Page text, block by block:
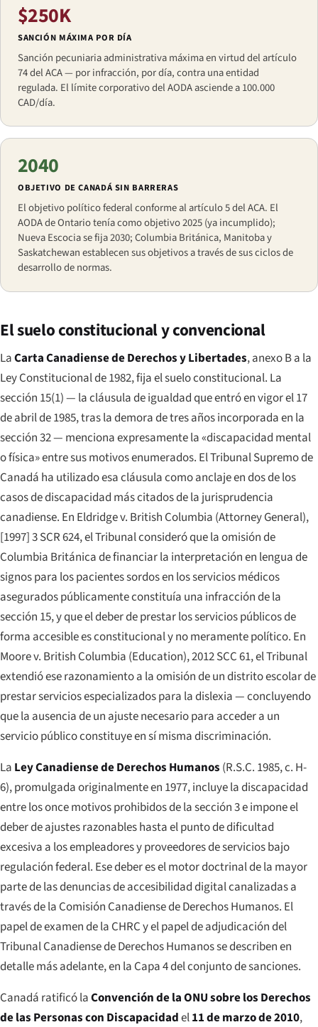
$250K
SANCIÓN MÁXIMA POR DÍA
Sanción pecuniaria administrativa máxima en virtud del artículo
74 del ACA — por infracción, por día, contra una entidad
regulada. El límite corporativo del AODA asciende a 100.000
CAD/día.
2040
OBJETIVO DE CANADÁ SIN BARRERAS
El objetivo político federal conforme al artículo 5 del ACA. El
AODA de Ontario tenía como objetivo 2025 (ya incumplido);
Nueva Escocia se fija 2030; Columbia Británica, Manitoba y
Saskatchewan establecen sus objetivos a través de sus ciclos de
desarrollo de normas.
El suelo constitucional y convencional
LaCarta Canadiense de Derechos y Libertades, anexo B a la
Ley Constitucional de 1982, fija el suelo constitucional. La
sección 15(1) — la cláusula de igualdad que entró en vigor el 17
de abril de 1985, tras la demora de tres años incorporada en la
sección 32 — menciona expresamente la «discapacidad mental
o física» entre sus motivos enumerados. El Tribunal Supremo de
Canadá ha utilizado esa cláusula como anclaje en dos de los
casos de discapacidad más citados de la jurisprudencia
canadiense. En Eldridge v. British Columbia (Attorney General),
[1997] 3 SCR 624, el Tribunal consideró que la omisión de
Columbia Británica de financiar la interpretación en lengua de
signos para los pacientes sordos en los servicios médicos
asegurados públicamente constituía una infracción de la
sección 15, y que el deber de prestar los servicios públicos de
forma accesible es constitucional y no meramente político. En
Moore v. British Columbia (Education), 2012 SCC 61, el Tribunal
extendió ese razonamiento a la omisión de un distrito escolar de
prestar servicios especializados para la dislexia — concluyendo
que la ausencia de un ajuste necesario para acceder a un
servicio público constituye en sí misma discriminación.
La Ley Canadiense de Derechos Humanos (R.S.C. 1985, c. H-
6), promulgada originalmente en 1977, incluye la discapacidad
entre los once motivos prohibidos de la sección 3 e impone el
deber de ajustes razonables hasta el punto dedificultad
excesiva a los empleadores y proveedores de servicios bajo
regulación federal. Ese deber es el motor doctrinal de la mayor
parte de las denuncias de accesibilidad digital canalizadas a
través de la Comisión Canadiense de Derechos Humanos. El
papel de examen de la CHRC y el papel de adjudicación del
Tribunal Canadiense de Derechos Humanos se describen en
detalle más adelante, en la Capa 4 del conjunto de sanciones.
Canadá ratificó laConvención de la ONU sobre los Derechos
de las Personas con Discapacidadel11 de marzo de 2010,